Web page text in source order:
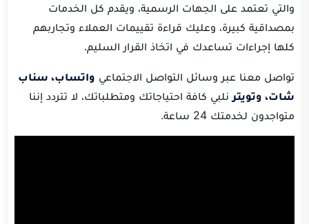
والتي تعتمد على الجهات الرسمية، ويقدم كل الخدمات
بمصداقية كبيرة، وعليك قراءة تقييمات العملاء وتجاربهم
كلها إجراءات تساعدك في اتخاذ القرار السليم.
تواصل معنا عبر وسائل التواصل الاجتماعي واتساب، سناب
شات، وتويتر نلبي كافة احتياجاتك ومتطلباتك، لا تتردد إننا
متواجدون لخدمتك 24 ساعة.